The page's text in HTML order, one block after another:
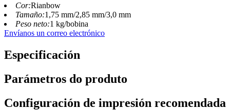
Cor:Rianbow
Tamaño:1,75 mm/2,85 mm/3,0 mm
Peso neto:1 kg/bobina
Envíanos un correo electrónico
Especificación
Parámetros do produto
Configuración de impresión recomendada